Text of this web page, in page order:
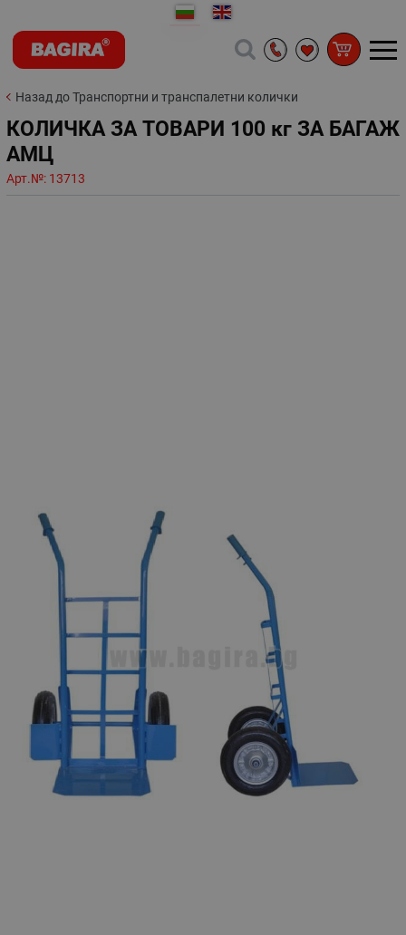
Назад до Транспортни и транспалетни колички
КОЛИЧКА ЗА ТОВАРИ 100 кг ЗА БАГАЖ
АМЦ
Арт.№: 13713